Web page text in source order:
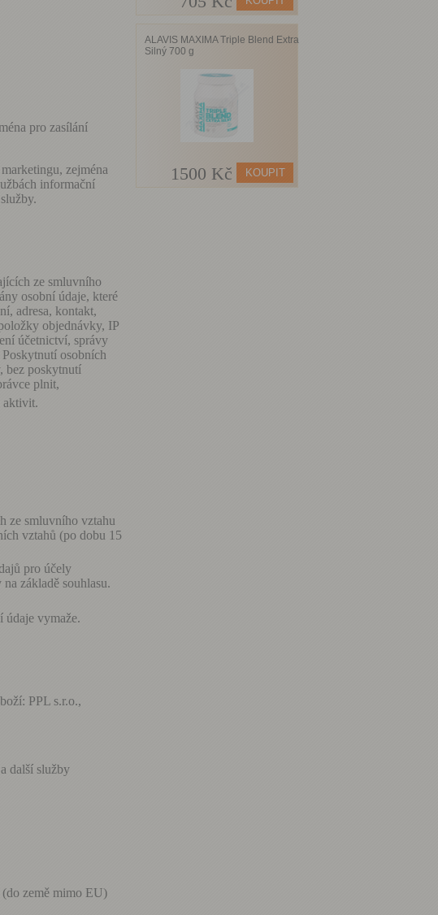
pro zasílání
zejména
informační
ze smluvního
osobní údaje, které
adresa, kontakt,
objednávky, IP
účetnictví, správy
osobních
bez poskytnutí
plnit,
aktivit.
ze smluvního vztahu
vztahů (po dobu 15
pro účely
základě souhlasu.
vymaže.
PPL s.r.o.,
další služby
(do země mimo EU)
ALAVIS MAXIMA Triple Blend Extra
Silný 700 g
1500 Kč